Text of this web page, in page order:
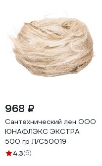
968 ₽
Сантехнический лен ООО
ЮНАФЛЭКС ЭКСТРА
500 гр Л/С50019
4.3(6)